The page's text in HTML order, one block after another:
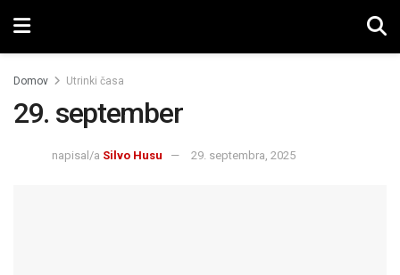
Domov Utrinki časa
29. september
napisal/a Silvo Husu 29. septembra, 2025